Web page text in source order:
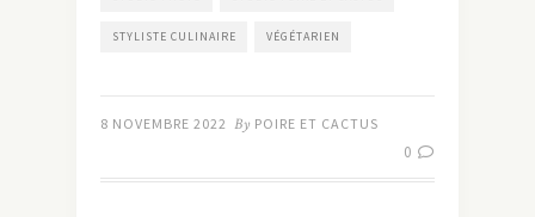
STYLISTE CULINAIRE VÉGÉTARIEN
8 NOVEMBRE 2022 By POIRE ET CACTUS
0